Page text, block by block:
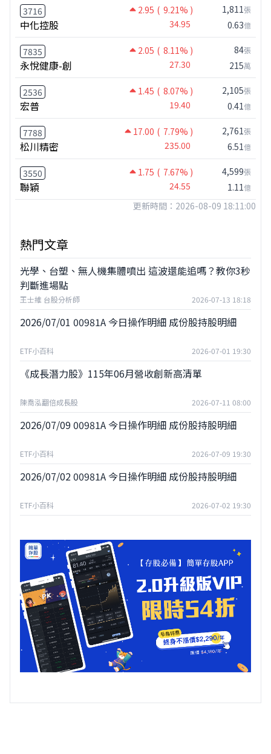
3716 2.95 ( 9.21% )
中化控股 34.95
1,811張
0.63億
7835 2.05 ( 8.11% )
永悅健康-創 27.30
84張
215萬
2536 1.45 ( 8.07% )
宏普 19.40
2,105張
0.41億
7788 17.00 ( 7.79% )
松川精密 235.00
2,761張
6.51億
3550 1.75 ( 7.67% )
聯穎 24.55
4,599張
1.11億
更新時間：2026-08-09 18:11:00
熱門文章
光學、台塑、無人機集體噴出 這波還能追嗎？教你3秒
判斷進場點
王士維 台股分析師 2026-07-13 18:18
2026/07/01 00981A 今日操作明細 成份股持股明細
ETF小百科 2026-07-01 19:30
《成長潛力股》115年06月營收創新高清單
陳喬泓翻倍成長股 2026-07-11 08:00
2026/07/09 00981A 今日操作明細 成份股持股明細
ETF小百科 2026-07-09 19:30
2026/07/02 00981A 今日操作明細 成份股持股明細
ETF小百科 2026-07-02 19:30